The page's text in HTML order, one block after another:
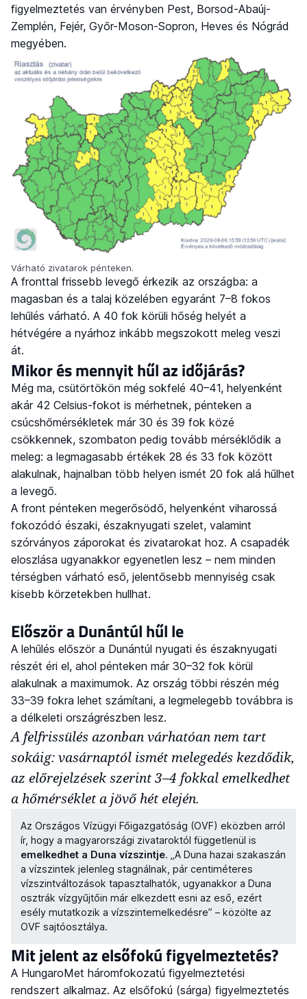
figyelmeztetés van érvényben Pest, Borsod-Abaúj-
Zemplén, Fejér, Győr-Moson-Sopron, Heves és Nógrád
megyében.
Várható zivatarok pénteken.
A fronttal frissebb levegő érkezik az országba: a
magasban és a talaj közelében egyaránt 7–8 fokos
lehűlés várható. A 40 fok körüli hőség helyét a
hétvégére a nyárhoz inkább megszokott meleg veszi
át.
Mikor és mennyit hűl az időjárás?
Még ma, csütörtökön még sokfelé 40–41, helyenként
akár 42 Celsius-fokot is mérhetnek, pénteken a
csúcshőmérsékletek már 30 és 39 fok közé
csökkennek, szombaton pedig tovább mérséklődik a
meleg: a legmagasabb értékek 28 és 33 fok között
alakulnak, hajnalban több helyen ismét 20 fok alá hűlhet
a levegő.
A front pénteken megerősödő, helyenként viharossá
fokozódó északi, északnyugati szelet, valamint
szórványos záporokat és zivatarokat hoz. A csapadék
eloszlása ugyanakkor egyenetlen lesz – nem minden
térségben várható eső, jelentősebb mennyiség csak
kisebb körzetekben hullhat.
Először a Dunántúl hűl le
A lehűlés először a Dunántúl nyugati és északnyugati
részét éri el, ahol pénteken már 30–32 fok körül
alakulnak a maximumok. Az ország többi részén még
33–39 fokra lehet számítani, a legmelegebb továbbra is
a délkeleti országrészben lesz.
A felfrissülés azonban várhatóan nem tart
sokáig: vasárnaptól ismét melegedés kezdődik,
az előrejelzések szerint 3–4 fokkal emelkedhet
a hőmérséklet a jövő hét elején.
Az Országos Vízügyi Főigazgatóság (OVF) eközben arról
ír, hogy a magyarországi zivataroktól függetlenül is
emelkedhet a Duna vízszintje. „A Duna hazai szakaszán
a vízszintek jelenleg stagnálnak, pár centiméteres
vízszintváltozások tapasztalhatók, ugyanakkor a Duna
osztrák vízgyűjtőin már elkezdett esni az eső, ezért
esély mutatkozik a vízszintemelkedésre” – közölte az
OVF sajtóosztálya.
Mit jelent az elsőfokú figyelmeztetés?
A HungaroMet háromfokozatú figyelmeztetési
rendszert alkalmaz. Az elsőfokú (sárga) figyelmeztetés